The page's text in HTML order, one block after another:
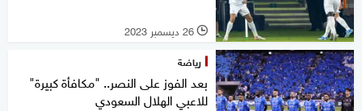
l 26 ديسمبر 2023
رياضة
بعد الفوز على النصر.. "مكافأة كبيرة"
للاعبي الهلال السعودي